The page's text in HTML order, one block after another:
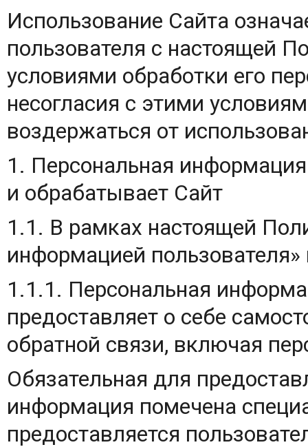
Использование Сайта
пользователя с настоящей
условиями обработки его
несогласия с этими
воздержаться от
1. Персональная
и обрабатывает Сайт
1.1. В рамках настоящей
информацией
1.1.1. Персональная
предоставляет о себе
обратной связи, включая
Обязательная для
информация помечена
предоставляется